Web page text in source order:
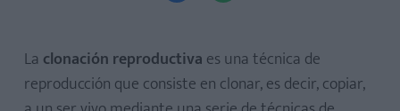
La clonación reproductiva es una técnica de
reproducción que consiste en clonar, es decir, copiar,